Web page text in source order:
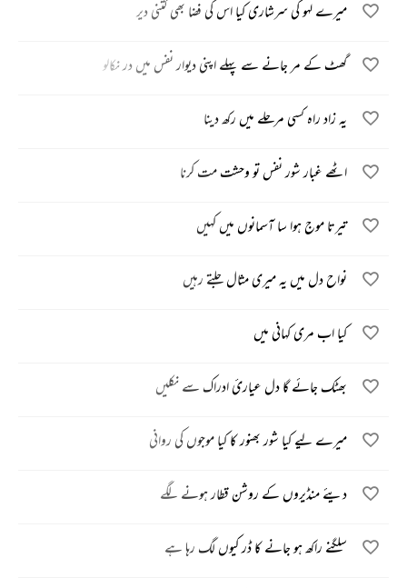
میرے لہو کی سرشاری کیا اس کی فضا بھی کتنی دیر
گھٹ کے مر جانے سے پہلے اپنی دیوار نفس میں در نکالو
یہ زاد راہ کسی مرحلے میں رکھ دینا
اٹھے غبار شور نفس تو وحشت مت کرنا
تیرتا موج ہوا سا آسمانوں میں کہیں
نواح دل میں یہ میری مثال جلتے رہیں
کیا اب مری کہانی میں
بھٹک جائے گا دل عیاریٔ ادراک سے نکلیں
میرے لیے کیا شور بھنور کا کیا موجوں کی روانی
دیئے منڈیروں کے روشن قطار ہونے لگے
سلگنے راکھ ہو جانے کا ڈر کیوں لگ رہا ہے